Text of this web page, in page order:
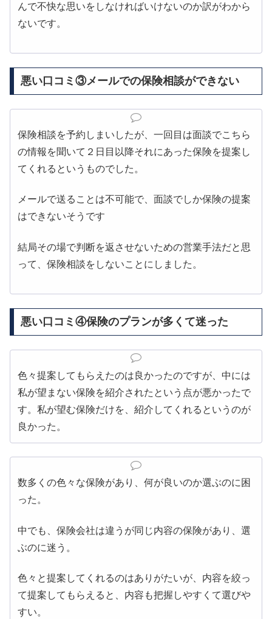
んで不快な思いをしなければいけないのか訳がわから
ないです。
悪い口コミ③メールでの保険相談ができない
保険相談を予約しまいしたが、一回目は面談でこちら
の情報を聞いて２日目以降それにあった保険を提案し
てくれるというものでした。
メールで送ることは不可能で、面談でしか保険の提案
はできないそうです
結局その場で判断を返させないための営業手法だと思
って、保険相談をしないことにしました。
悪い口コミ④保険のプランが多くて迷った
色々提案してもらえたのは良かったのですが、 中には
私が望まない保険を紹介された という点が悪かったで
す。私が望む保険だけを、紹介してくれるというのが
良かった。
数多くの色々な保険があり、何が良いのか選ぶのに困
った。
中でも、 保険会社は違うが同じ内容の保険があり、選
ぶのに迷う 。
色々と提案してくれるのはありがたいが、内容を絞っ
て提案してもらえると、内容も把握しやすくて選びや
すい。